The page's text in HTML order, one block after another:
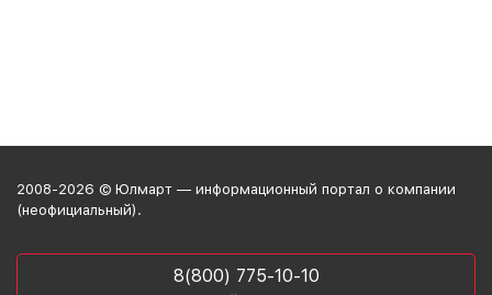
2008-2026 © Юлмарт — информационный портал о компании
(неофициальный).
8(800) 775-10-10